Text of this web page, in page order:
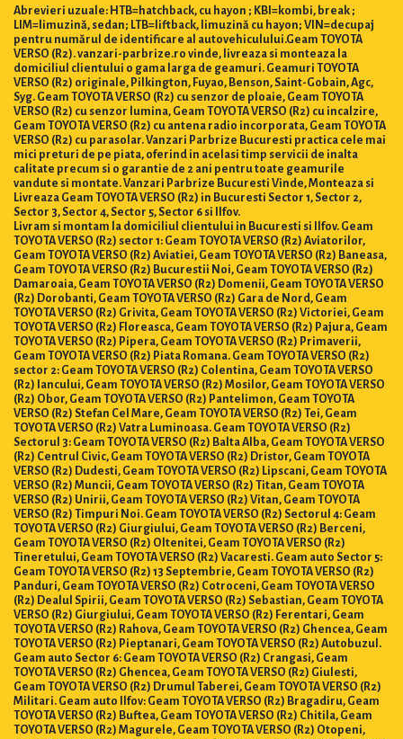
Abrevieri uzuale: HTB=hatchback, cu hayon ; KBI=kombi, break ;
LIM=limuzină, sedan; LTB=liftback, limuzină cu hayon; VIN=decupaj
pentru numărul de identificare al autovehiculului.Geam TOYOTA
VERSO (R2). vanzari-parbrize.ro vinde, livreaza si monteaza la
domiciliul clientului o gama larga de geamuri. Geamuri TOYOTA
VERSO (R2) originale, Pilkington, Fuyao, Benson, Saint-Gobain, Agc,
Syg. Geam TOYOTA VERSO (R2) cu senzor de ploaie, Geam TOYOTA
VERSO (R2) cu senzor lumina, Geam TOYOTA VERSO (R2) cu incalzire,
Geam TOYOTA VERSO (R2) cu antena radio incorporata, Geam TOYOTA
VERSO (R2) cu parasolar. Vanzari Parbrize Bucuresti practica cele mai
mici preturi de pe piata, oferind in acelasi timp servicii de inalta
calitate precum si o garantie de 2 ani pentru toate geamurile
vandute si montate. Vanzari Parbrize Bucuresti Vinde, Monteaza si
Livreaza Geam TOYOTA VERSO (R2) in Bucuresti Sector 1, Sector 2,
Sector 3, Sector 4, Sector 5, Sector 6 si Ilfov.
Livram si montam la domiciliul clientului in Bucuresti si Ilfov. Geam
TOYOTA VERSO (R2) sector 1: Geam TOYOTA VERSO (R2) Aviatorilor,
Geam TOYOTA VERSO (R2) Aviatiei, Geam TOYOTA VERSO (R2) Baneasa,
Geam TOYOTA VERSO (R2) Bucurestii Noi, Geam TOYOTA VERSO (R2)
Damaroaia, Geam TOYOTA VERSO (R2) Domenii, Geam TOYOTA VERSO
(R2) Dorobanti, Geam TOYOTA VERSO (R2) Gara de Nord, Geam
TOYOTA VERSO (R2) Grivita, Geam TOYOTA VERSO (R2) Victoriei, Geam
TOYOTA VERSO (R2) Floreasca, Geam TOYOTA VERSO (R2) Pajura, Geam
TOYOTA VERSO (R2) Pipera, Geam TOYOTA VERSO (R2) Primaverii,
Geam TOYOTA VERSO (R2) Piata Romana. Geam TOYOTA VERSO (R2)
sector 2: Geam TOYOTA VERSO (R2) Colentina, Geam TOYOTA VERSO
(R2) Iancului, Geam TOYOTA VERSO (R2) Mosilor, Geam TOYOTA VERSO
(R2) Obor, Geam TOYOTA VERSO (R2) Pantelimon, Geam TOYOTA
VERSO (R2) Stefan Cel Mare, Geam TOYOTA VERSO (R2) Tei, Geam
TOYOTA VERSO (R2) Vatra Luminoasa. Geam TOYOTA VERSO (R2)
Sectorul 3: Geam TOYOTA VERSO (R2) Balta Alba, Geam TOYOTA VERSO
(R2) Centrul Civic, Geam TOYOTA VERSO (R2) Dristor, Geam TOYOTA
VERSO (R2) Dudesti, Geam TOYOTA VERSO (R2) Lipscani, Geam TOYOTA
VERSO (R2) Muncii, Geam TOYOTA VERSO (R2) Titan, Geam TOYOTA
VERSO (R2) Unirii, Geam TOYOTA VERSO (R2) Vitan, Geam TOYOTA
VERSO (R2) Timpuri Noi. Geam TOYOTA VERSO (R2) Sectorul 4: Geam
TOYOTA VERSO (R2) Giurgiului, Geam TOYOTA VERSO (R2) Berceni,
Geam TOYOTA VERSO (R2) Oltenitei, Geam TOYOTA VERSO (R2)
Tineretului, Geam TOYOTA VERSO (R2) Vacaresti. Geam auto Sector 5:
Geam TOYOTA VERSO (R2) 13 Septembrie, Geam TOYOTA VERSO (R2)
Panduri, Geam TOYOTA VERSO (R2) Cotroceni, Geam TOYOTA VERSO
(R2) Dealul Spirii, Geam TOYOTA VERSO (R2) Sebastian, Geam TOYOTA
VERSO (R2) Giurgiului, Geam TOYOTA VERSO (R2) Ferentari, Geam
TOYOTA VERSO (R2) Rahova, Geam TOYOTA VERSO (R2) Ghencea, Geam
TOYOTA VERSO (R2) Pieptanari, Geam TOYOTA VERSO (R2) Autobuzul.
Geam auto Sector 6: Geam TOYOTA VERSO (R2) Crangasi, Geam
TOYOTA VERSO (R2) Ghencea, Geam TOYOTA VERSO (R2) Giulesti,
Geam TOYOTA VERSO (R2) Drumul Taberei, Geam TOYOTA VERSO (R2)
Militari. Geam auto Ilfov: Geam TOYOTA VERSO (R2) Bragadiru, Geam
TOYOTA VERSO (R2) Buftea, Geam TOYOTA VERSO (R2) Chitila, Geam
TOYOTA VERSO (R2) Magurele, Geam TOYOTA VERSO (R2) Otopeni,